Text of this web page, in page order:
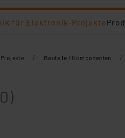
für Elektronik-Projekte
/ Bauteile / Komponenten /